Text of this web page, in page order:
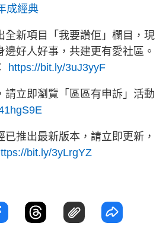
成經典
全新項目「我要讚佢」欄目，現
好人好事，共建更有愛社區。
https://bit.ly/3uJ3yyF
請立即瀏覽「區區有申訴」活動
已推出最新版本，請立即更新，
bit.ly/3yLrgYZ